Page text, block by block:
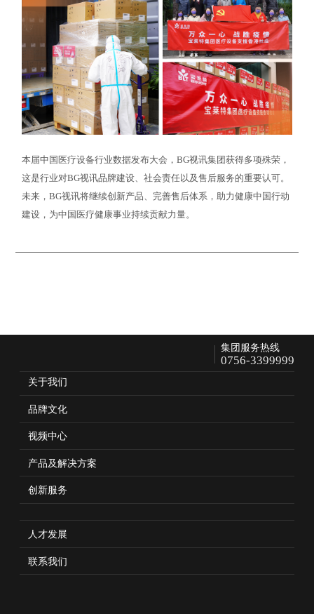
本届中国医疗设备行业数据发布大会，BG视讯集团获得多项殊荣，
这是行业对BG视讯品牌建设、社会责任以及售后服务的重要认可。
未来，BG视讯将继续创新产品、完善售后体系，助力健康中国行动
建设，为中国医疗健康事业持续贡献力量。
集团服务热线
0756-3399999
关于我们
品牌文化
视频中心
产品及解决方案
创新服务
人才发展
联系我们